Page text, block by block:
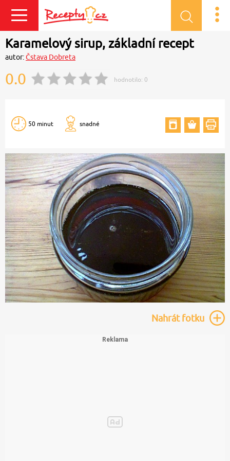
Přihlásit se
Karamelový sirup, základní recept
autor:Čstava Dobreta
0.0 hodnotilo: 0
50 minut snadné
Nahrátfotku